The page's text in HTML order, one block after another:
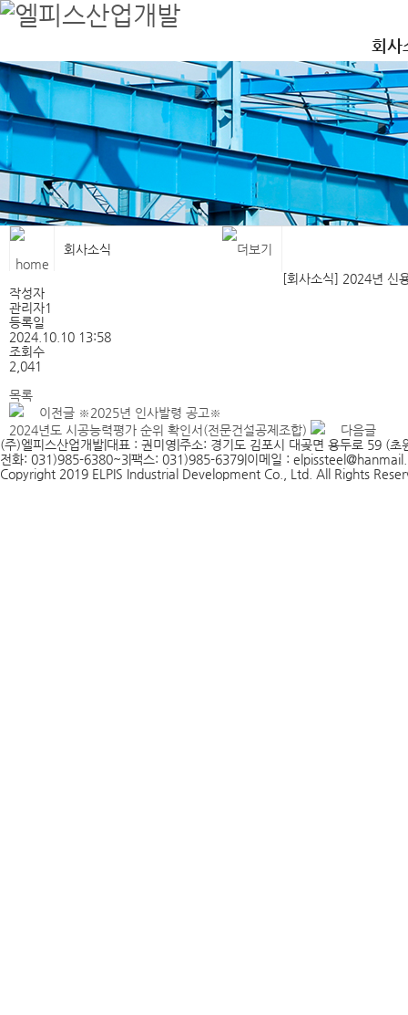
회사
회사소식
[회사소식] 2024년 신
작성자
관리자1
등록일
2024.10.10 13:58
조회수
2,041
목록
이전글 ※2025년 인사발령 공고※
2024년도 시공능력평가 순위 확인서(전문건설공제조합)
다음글
(주)엘피스산업개발 대표 : 권미영 주소: 경기도 김포시 대곶면 용두로 59 (초
전화: 031)985-6380~3팩스: 031)985-6379 이메일 :
Copyright 2019 ELPIS Industrial Development Co., Ltd. All Rights